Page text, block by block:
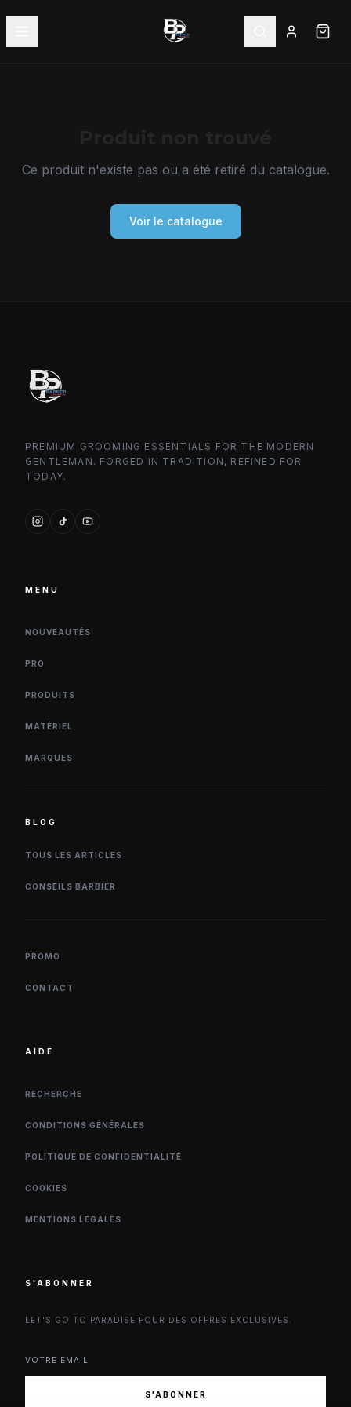
Ce produit n'existe pas ou a été retiré du catalogue.
Voir le catalogue
PREMIUM GROOMING ESSENTIALS FOR THE MODERN
GENTLEMAN. FORGED IN TRADITION, REFINED FOR
TODAY.
MENU
NOUVEAUTÉS
PRO
PRODUITS
MATÉRIEL
MARQUES
BLOG
TOUS LES ARTICLES
CONSEILS BARBIER
PROMO
CONTACT
AIDE
RECHERCHE
CONDITIONS GÉNÉRALES
POLITIQUE DE CONFIDENTIALITÉ
COOKIES
MENTIONS LÉGALES
S'ABONNER
LET'S GO TO PARADISE POUR DES OFFRES EXCLUSIVES.
S'ABONNER